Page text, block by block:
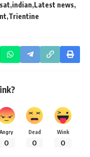
indian Latest news
Trientine
Angry
0
Dead
0
Wink
0